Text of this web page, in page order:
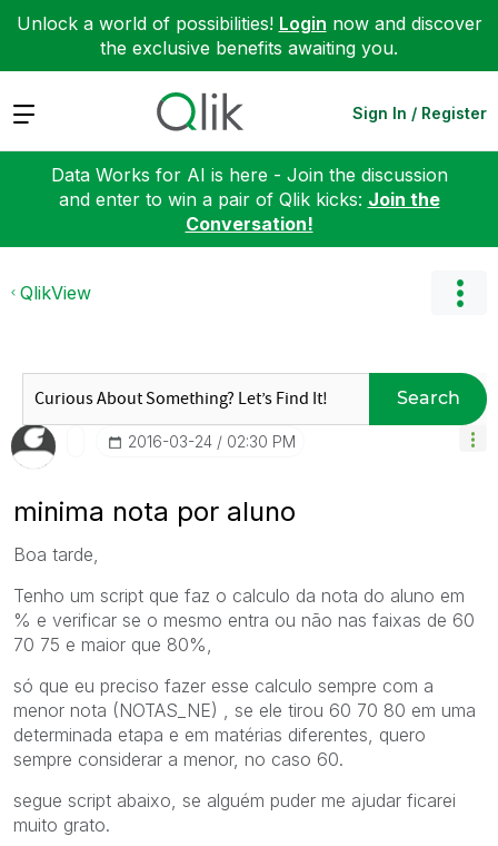
Unlock a world of possibilities! Login now and discover
the exclusive benefits awaiting you.
Expand Sign In / Register
Data Works for AI is here - Join the discussion
and enter to win a pair of Qlik kicks: Join the
Conversation!
QlikView
Search
‎2016-03-24 02:30 PM
minima nota por aluno
Boa tarde,
Tenho um script que faz o calculo da nota do aluno em
% e verificar se o mesmo entra ou não nas faixas de 60
70 75 e maior que 80%,
só que eu preciso fazer esse calculo sempre com a
menor nota (NOTAS_NE) , se ele tirou 60 70 80 em uma
determinada etapa e em matérias diferentes, quero
sempre considerar a menor, no caso 60.
segue script abaixo, se alguém puder me ajudar ficarei
muito grato.